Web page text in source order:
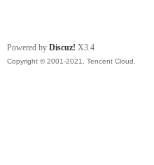
Powered by Discuz! X3.4
Copyright © 2001-2021, Tencent Cloud.